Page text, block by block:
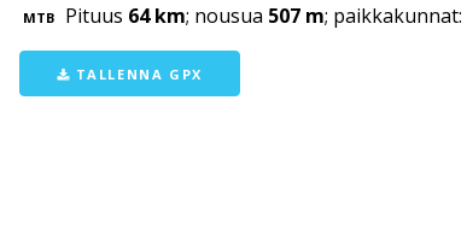
MTB Pituus 64 km; nousua 507 m; paikkakunnat:
TALLENNA GPX